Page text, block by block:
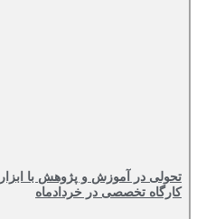
کارگاه تخصصی در خردادماه